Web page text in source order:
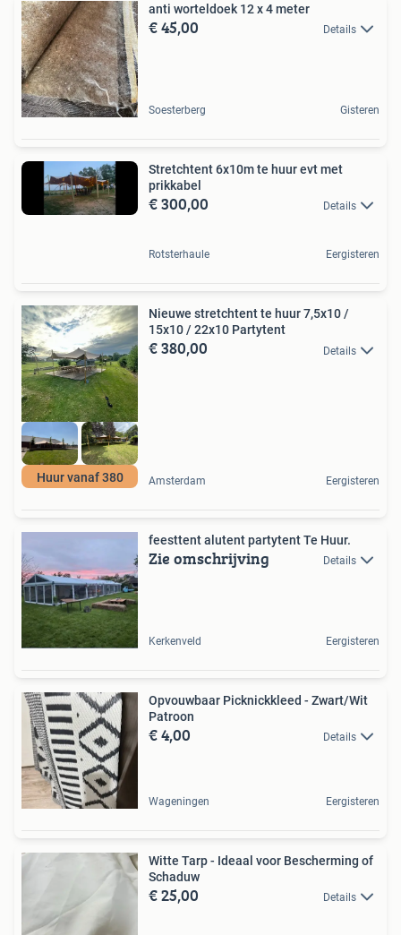
anti worteldoek 12 x 4 meter
€ 45,00 Details
Soesterberg Gisteren
Stretchtent 6x10m te huur evt met
prikkabel
€ 300,00 Details
Rotsterhaule Eergisteren
Huur vanaf 380
Nieuwe stretchtent te huur 7,5x10 /
15x10 / 22x10 Partytent
€ 380,00 Details
Amsterdam Eergisteren
feesttent alutent partytent Te Huur.
Zie omschrijving Details
Kerkenveld Eergisteren
Opvouwbaar Picknickkleed - Zwart/Wit
Patroon
€ 4,00 Details
Wageningen Eergisteren
Witte Tarp - Ideaal voor Bescherming of
Schaduw
€ 25,00 Details